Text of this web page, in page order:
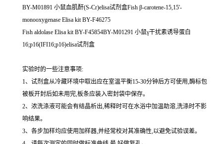
BY-M01891 小鼠血肌酐(S-Cr)elisa试剂盒Fish β-carotene-15,15'-
monooxygenase Elisa kit BY-F46275
Fish aldolase Elisa kit BY-F45854BY-M01291 小鼠γ干扰素诱导蛋白
16;p16(IFI16;p16)elisa试剂盒
实验时的一些注意事项:
1、试剂盒从冷藏环境中取出应在室温平衡15-30分钟后方可使用,酶标包
被板开封后如未用完,板条应装入密封袋中保存。
2、浓洗涤液可能会有结晶析出,稀释时可在水浴中加温助溶,洗涤时不影
响结果。
3、各步加样均应使用加样器,并经常校对其准确性,以避免试验误差。